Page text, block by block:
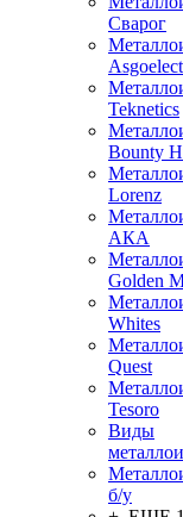
Сварог
Teknetics
Bounty
Lorenz
АКА
Golden
Whites
Quest
Tesoro
Виды
б/у